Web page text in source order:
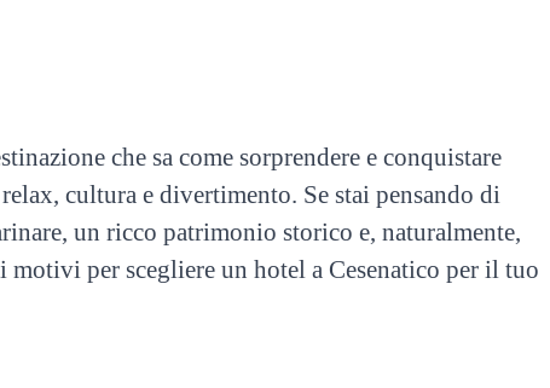
che sa come sorprendere e conquistare
cultura e divertimento. Se stai pensando di
un ricco patrimonio storico e, naturalmente,
per scegliere un hotel a Cesenatico per il tuo